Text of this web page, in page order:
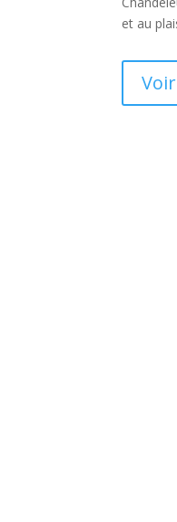
et au